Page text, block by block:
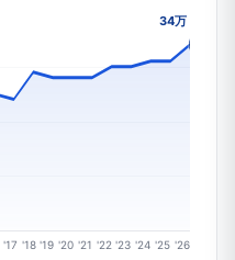
34万
'17 '18 '19 '20 '21 '22 '23 '24 '25 '26